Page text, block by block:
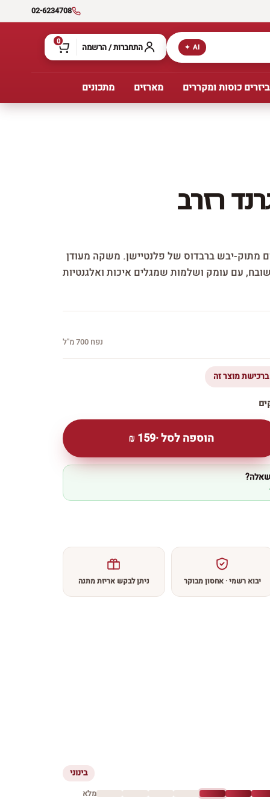
02-6234708
AI ✦ התחברות / הרשמה 0
כוסות ומקררים מארזים מתכונים
רזרב
מתוק-יבש ברבדוס של פלנטיישן. משקה מעודן
עם עומק ושלמות שמגלים איכות ואלגנטיות
נפח 700 מ''ל
הוספה לסל ·159
₪
שאלה?
יבוא רשמי · אחסון מבוקר ניתן לבקש אריזת מתנה
בינוני
מלא